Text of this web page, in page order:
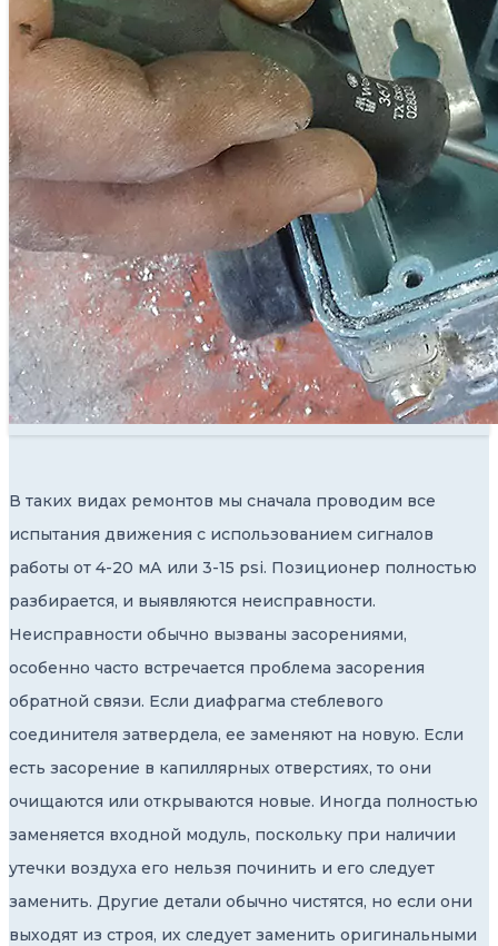
В таких видах ремонтов мы сначала проводим все
испытания движения с использованием сигналов
работы от 4-20 мА или 3-15 psi. Позиционер полностью
разбирается, и выявляются неисправности.
Неисправности обычно вызваны засорениями,
особенно часто встречается проблема засорения
обратной связи. Если диафрагма стеблевого
соединителя затвердела, ее заменяют на новую. Если
есть засорение в капиллярных отверстиях, то они
очищаются или открываются новые. Иногда полностью
заменяется входной модуль, поскольку при наличии
утечки воздуха его нельзя починить и его следует
заменить. Другие детали обычно чистятся, но если они
выходят из строя, их следует заменить оригинальными